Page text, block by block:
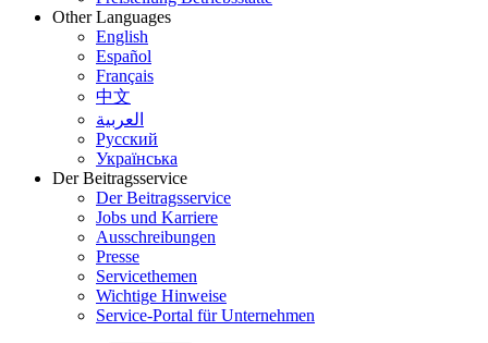
Other Languages
English
Español
Français
中文
العربية
Русский
Українська
Der Beitragsservice
Der Beitragsservice
Jobs und Karriere
Ausschreibungen
Presse
Servicethemen
Wichtige Hinweise
Service-Portal für Unternehmen